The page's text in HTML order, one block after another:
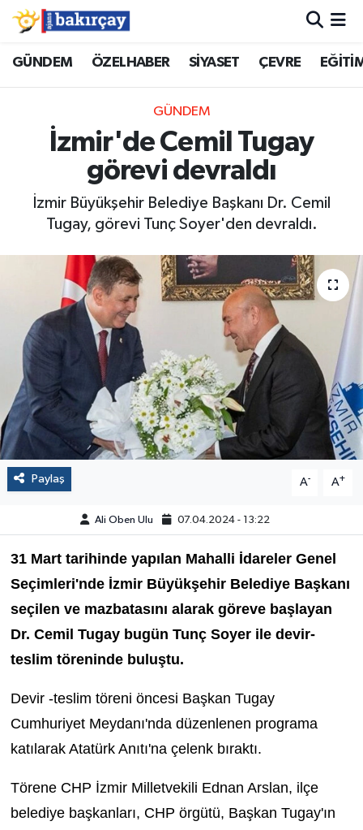
GÜNDEM ÖZELHABER SİYASET ÇEVRE
GÜNDEM
İzmir'de Cemil Tugay
görevi devraldı
İzmir Büyükşehir Belediye Başkanı Dr. Cemil
Tugay, görevi Tunç Soyer'den devraldı.
Paylaş A- A+
Ali Oben Ulu 07.04.2024 - 13:22
31 Mart tarihinde yapılan Mahalli İdareler Genel
Seçimleri'nde İzmir Büyükşehir Belediye Başkanı
seçilen ve mazbatasını alarak göreve başlayan
Dr. Cemil Tugay bugün Tunç Soyer ile devir-
teslim töreninde buluştu.
Devir -teslim töreni öncesi Başkan Tugay
Cumhuriyet Meydanı'nda düzenlenen programa
katılarak Atatürk Anıtı'na çelenk bıraktı.
Törene CHP İzmir Milletvekili Ednan Arslan, ilçe
belediye başkanları, CHP örgütü, Başkan Tugay'ın
İzmir Nöbetçi Eczaneler
İzmir Hava Durumu
İzmir Namaz Vakitleri
İzmir Trafik Yoğunluk Haritası
Süper Lig Puan Durumu ve Fikstür
Tüm Manşetler
Son Dakika Haberleri
Haber Arşivi